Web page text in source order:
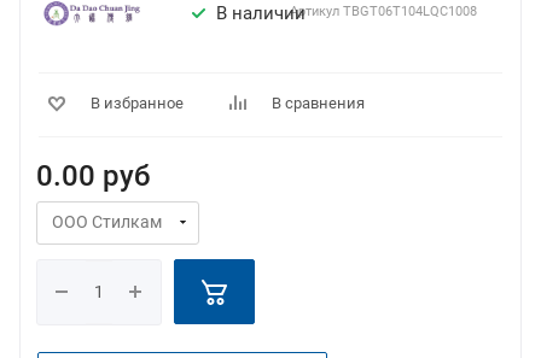
В наличииАртикул TBGT06T104LQC1008
В избранное В сравнения
0.00 руб